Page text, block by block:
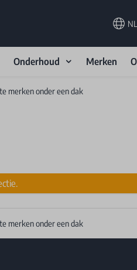
NL
Onderhoud Merken
merken onder een dak
merken onder een dak